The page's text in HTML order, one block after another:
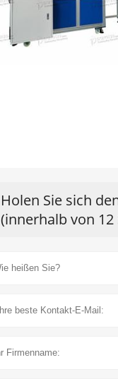
Holen Sie sich
(innerhalb von 12